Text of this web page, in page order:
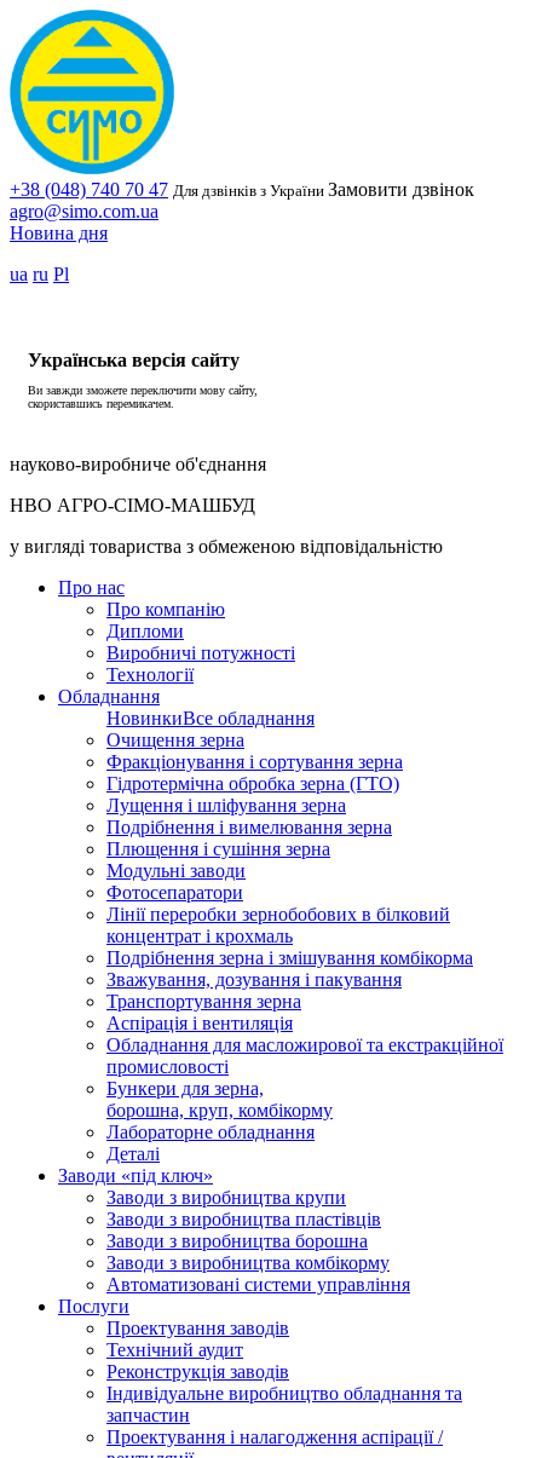
+38 (048) 740 70 47 Для дзвінків з України Замовити дзвінок
agro@simo.com.ua
Новина дня
ua ru Pl
Українська версія сайту
Ви завжди зможете переключити мову сайту,
скориставшись перемикачем.
науково-виробниче об'єднання
НВО АГРО-СІМО-МАШБУД
у вигляді товариства з обмеженою відповідальністю
Про нас
Про компанію
Дипломи
Виробничі потужності
Технології
Обладнання
НовинкиВсе обладнання
Очищення зерна
Фракціонування і сортування зерна
Гідротермічна обробка зерна (ГТО)
Лущення і шліфування зерна
Подрібнення і вимелювання зерна
Плющення і сушіння зерна
Модульні заводи
Фотосепаратори
Лінії переробки зернобобових в білковий
концентрат і крохмаль
Подрібнення зерна і змішування комбікорма
Зважування, дозування і пакування
Транспортування зерна
Аспірація і вентиляція
Обладнання для масложирової та екстракційної
промисловості
Бункери для зерна,
борошна, круп, комбікорму
Лабораторне обладнання
Деталі
Заводи «під ключ»
Заводи з виробництва крупи
Заводи з виробництва пластівців
Заводи з виробництва борошна
Заводи з виробництва комбікорму
Автоматизовані системи управління
Послуги
Проектування заводів
Технічний аудит
Реконструкція заводів
Індивідуальне виробництво обладнання та
запчастин
Проектування і налагодження аспірації /